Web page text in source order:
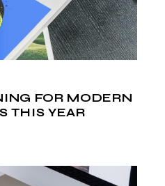
FOR MODERN
THIS YEAR